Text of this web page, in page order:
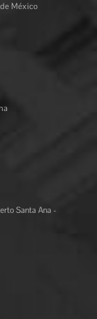
México
Santa Ana -